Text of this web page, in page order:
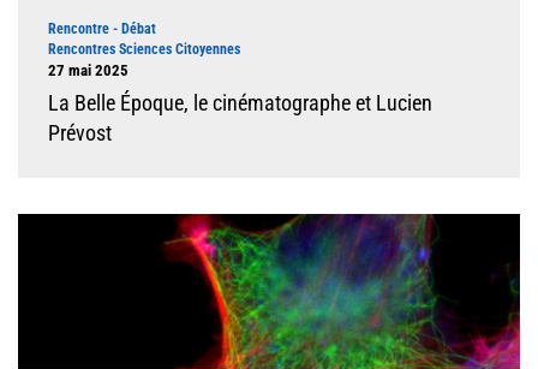
Type d'événement
Rencontre - Débat
Rencontres Sciences Citoyennes
Dates
27 mai 2025
La Belle Époque, le cinématographe et Lucien
Prévost
Illustration